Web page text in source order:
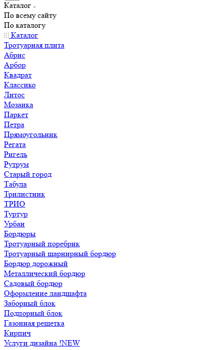
Каталог
По всему сайту
По каталогу
Каталог
Тротуарная плита
Абрис
Арбор
Квадрат
Классико
Литос
Мозаика
Паркет
Петра
Прямоугольник
Регата
Ригель
Рутрум
Старый город
Табула
Трилистник
ТРИО
Туртур
Урбан
Бордюры
Тротуарный поребрик
Тротуарный шарнирный бордюр
Бордюр дорожный
Металлический бордюр
Садовый бордюр
Оформление ландшафта
Заборный блок
Подпорный блок
Газонная решетка
Кирпич
Услуги дизайна !NEW